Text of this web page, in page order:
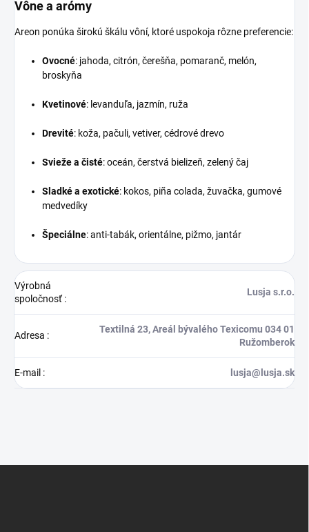
Vône a arómy
Areon ponúka širokú škálu vôní, ktoré uspokoja rôzne preferencie:
Ovocné: jahoda, citrón, čerešňa, pomaranč, melón,
broskyňa
Kvetinové: levanduľa, jazmín, ruža
Drevité: koža, pačuli, vetiver, cédrové drevo
Svieže a čisté:oceán, čerstvá bielizeň, zelený čaj
Sladké a exotické: kokos, piña colada, žuvačka, gumové
medvedíky
Špeciálne:anti-tabák, orientálne, pižmo, jantár
Výrobná
spoločnosť:
Lusja s.r.o.
Adresa :
Textilná 23, Areál bývalého Texicomu 034 01
Ružomberok
E-mail : lusja@lusja.sk